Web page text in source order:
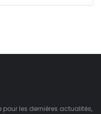
les dernières actualités,